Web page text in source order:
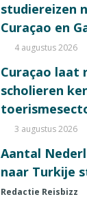
studiereizen
Curaçao en
4 augustus 2026
Curaçao laat
scholieren
3 augustus 2026
Aantal
naar Turkije
Redactie Reisbizz